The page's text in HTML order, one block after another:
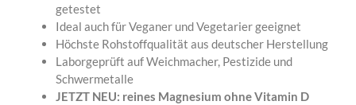
getestet
Ideal auch für Veganer und Vegetarier geeignet
Höchste Rohstoffqualität aus deutscher Herstellung
Laborgeprüft auf Weichmacher, Pestizide und
Schwermetalle
JETZT NEU: reines Magnesium ohne Vitamin D